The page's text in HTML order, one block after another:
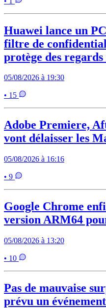
Huawei lance un
filtre de
protège des
05/08/2026 à 19:30
• 15
Adobe Premiere,
vont délaisser les
05/08/2026 à 16:16
• 9
Google Chrome
version ARM64
05/08/2026 à 13:20
• 10
Pas de mauvaise
prévu un